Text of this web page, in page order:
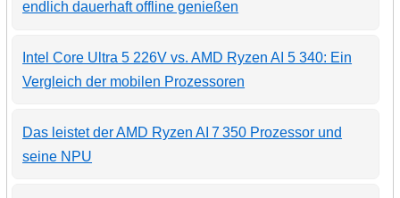
endlich dauerhaft offline genießen
Intel Core Ultra 5 226V vs. AMD Ryzen AI 5 340: Ein
Vergleich der mobilen Prozessoren
Das leistet der AMD Ryzen AI 7 350 Prozessor und
seine NPU